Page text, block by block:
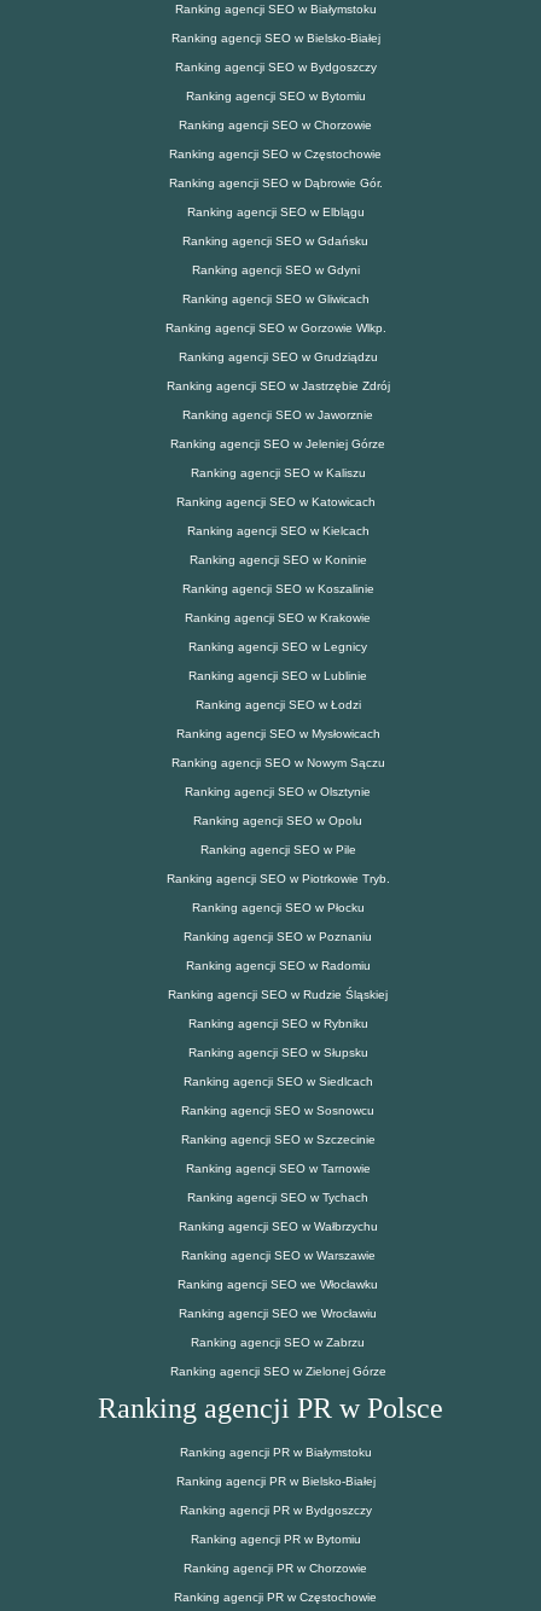
Ranking agencji SEO w Białymstoku
Ranking agencji SEO w Bielsko-Białej
Ranking agencji SEO w Bydgoszczy
Ranking agencji SEO w Bytomiu
Ranking agencji SEO w Chorzowie
Ranking agencji SEO w Częstochowie
Ranking agencji SEO w Dąbrowie Gór.
Ranking agencji SEO w Elblągu
Ranking agencji SEO w Gdańsku
Ranking agencji SEO w Gdyni
Ranking agencji SEO w Gliwicach
Ranking agencji SEO w Gorzowie Wlkp.
Ranking agencji SEO w Grudziądzu
Ranking agencji SEO w Jastrzębie Zdrój
Ranking agencji SEO w Jaworznie
Ranking agencji SEO w Jeleniej Górze
Ranking agencji SEO w Kaliszu
Ranking agencji SEO w Katowicach
Ranking agencji SEO w Kielcach
Ranking agencji SEO w Koninie
Ranking agencji SEO w Koszalinie
Ranking agencji SEO w Krakowie
Ranking agencji SEO w Legnicy
Ranking agencji SEO w Lublinie
Ranking agencji SEO w Łodzi
Ranking agencji SEO w Mysłowicach
Ranking agencji SEO w Nowym Sączu
Ranking agencji SEO w Olsztynie
Ranking agencji SEO w Opolu
Ranking agencji SEO w Pile
Ranking agencji SEO w Piotrkowie Tryb.
Ranking agencji SEO w Płocku
Ranking agencji SEO w Poznaniu
Ranking agencji SEO w Radomiu
Ranking agencji SEO w Rudzie Śląskiej
Ranking agencji SEO w Rybniku
Ranking agencji SEO w Słupsku
Ranking agencji SEO w Siedlcach
Ranking agencji SEO w Sosnowcu
Ranking agencji SEO w Szczecinie
Ranking agencji SEO w Tarnowie
Ranking agencji SEO w Tychach
Ranking agencji SEO w Wałbrzychu
Ranking agencji SEO w Warszawie
Ranking agencji SEO we Włocławku
Ranking agencji SEO we Wrocławiu
Ranking agencji SEO w Zabrzu
Ranking agencji SEO w Zielonej Górze
Ranking agencji PR w Polsce
Ranking agencji PR w Białymstoku
Ranking agencji PR w Bielsko-Białej
Ranking agencji PR w Bydgoszczy
Ranking agencji PR w Bytomiu
Ranking agencji PR w Chorzowie
Ranking agencji PR w Częstochowie